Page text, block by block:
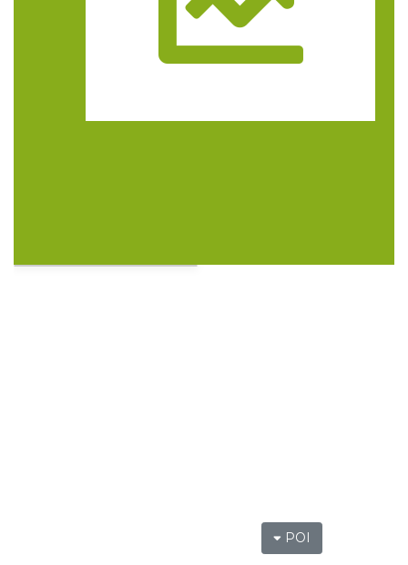
POI